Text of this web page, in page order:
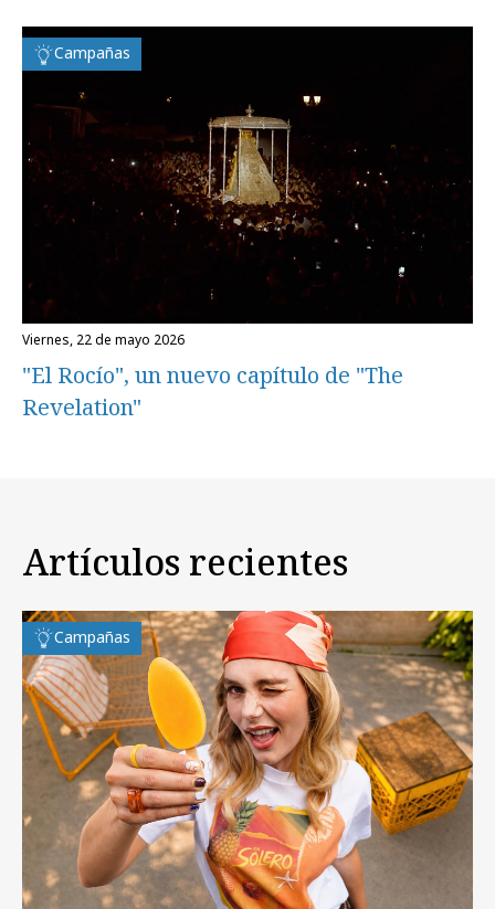
Campañas
viernes, 22 de mayo 2026
"El Rocío", un nuevo capítulo de "The
Revelation"
Artículos recientes
Campañas